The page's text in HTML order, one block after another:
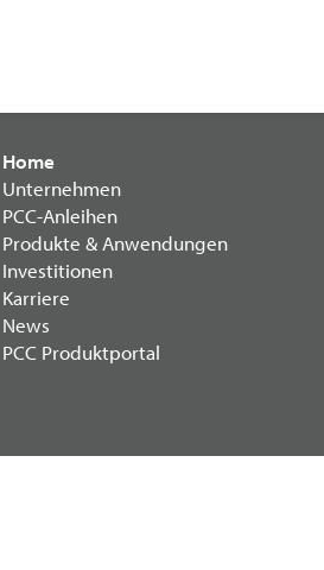
Home
Unternehmen
PCC-Anleihen
Produkte & Anwendungen
Investitionen
Karriere
News
PCC Produktportal